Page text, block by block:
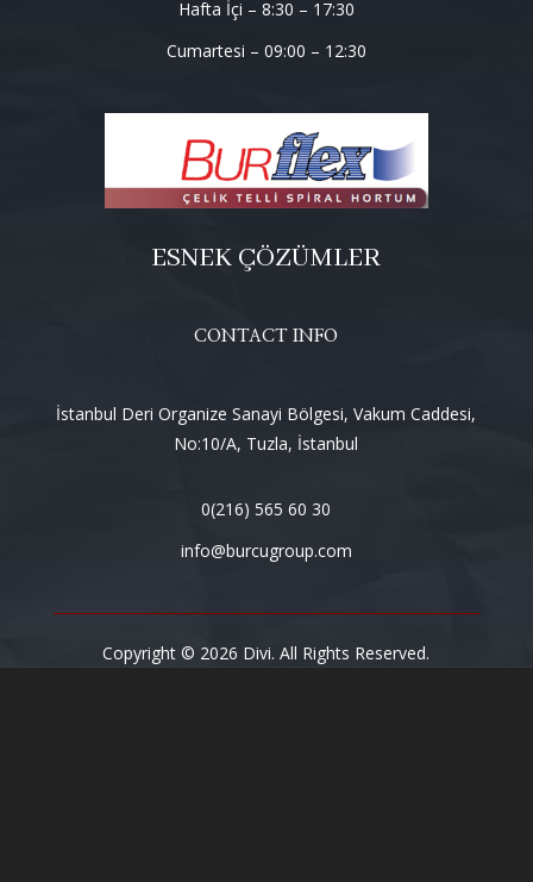
Hafta İçi – 8:30 – 17:30
Cumartesi – 09:00 – 12:30
ESNEK ÇÖZÜMLER
CONTACT INFO
İstanbul Deri Organize Sanayi Bölgesi, Vakum Caddesi,
No:10/A, Tuzla, İstanbul
0(216) 565 60 30
info@burcugroup.com
Copyright © 2026 Divi. All Rights Reserved.